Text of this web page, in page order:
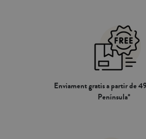
Enviament gratis a partir de
Península*